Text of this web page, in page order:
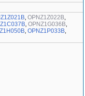
, OPNZ1Z022B,
, OPNZ1G036B,
, OPNZ1P033B,